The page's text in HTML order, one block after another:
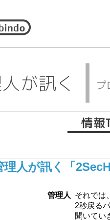
理人が訊く「
管理人
それでは
2秒戻る
聞いてい